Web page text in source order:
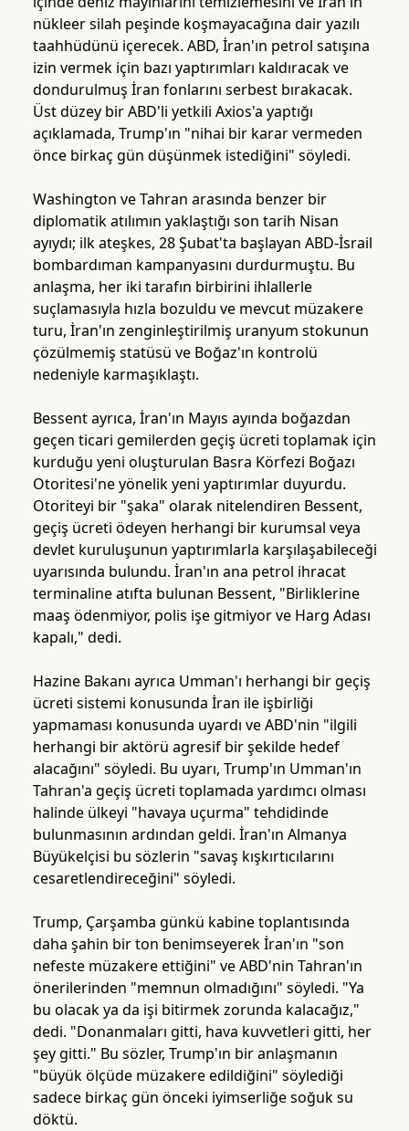
nükleer silah peşinde koşmayacağına dair yazılı
taahhüdünü içerecek. ABD, İran'ın petrol satışına
izin vermek için bazı yaptırımları kaldıracak ve
dondurulmuş İran fonlarını serbest bırakacak.
Üst düzey bir ABD'li yetkili Axios'a yaptığı
açıklamada, Trump'ın "nihai bir karar vermeden
önce birkaç gün düşünmek istediğini" söyledi.
Washington ve Tahran arasında benzer bir
diplomatik atılımın yaklaştığı son tarih Nisan
ayıydı; ilk ateşkes, 28 Şubat'ta başlayan ABD-İsrail
bombardıman kampanyasını durdurmuştu. Bu
anlaşma, her iki tarafın birbirini ihlallerle
suçlamasıyla hızla bozuldu ve mevcut müzakere
turu, İran'ın zenginleştirilmiş uranyum stokunun
çözülmemiş statüsü ve Boğaz'ın kontrolü
nedeniyle karmaşıklaştı.
Bessent ayrıca, İran'ın Mayıs ayında boğazdan
geçen ticari gemilerden geçiş ücreti toplamak için
kurduğu yeni oluşturulan Basra Körfezi Boğazı
Otoritesi'ne yönelik yeni yaptırımlar duyurdu.
Otoriteyi bir "şaka" olarak nitelendiren Bessent,
geçiş ücreti ödeyen herhangi bir kurumsal veya
devlet kuruluşunun yaptırımlarla karşılaşabileceği
uyarısında bulundu. İran'ın ana petrol ihracat
terminaline atıfta bulunan Bessent, "Birliklerine
maaş ödenmiyor, polis işe gitmiyor ve Harg Adası
kapalı," dedi.
Hazine Bakanı ayrıca Umman'ı herhangi bir geçiş
ücreti sistemi konusunda İran ile işbirliği
yapmaması konusunda uyardı ve ABD'nin "ilgili
herhangi bir aktörü agresif bir şekilde hedef
alacağını" söyledi. Bu uyarı, Trump'ın Umman'ın
Tahran'a geçiş ücreti toplamada yardımcı olması
halinde ülkeyi "havaya uçurma" tehdidinde
bulunmasının ardından geldi. İran'ın Almanya
Büyükelçisi bu sözlerin "savaş kışkırtıcılarını
cesaretlendireceğini" söyledi.
Trump, Çarşamba günkü kabine toplantısında
daha şahin bir ton benimseyerek İran'ın "son
nefeste müzakere ettiğini" ve ABD'nin Tahran'ın
önerilerinden "memnun olmadığını" söyledi. "Ya
bu olacak ya da işi bitirmek zorunda kalacağız,"
dedi. "Donanmaları gitti, hava kuvvetleri gitti, her
şey gitti." Bu sözler, Trump'ın bir anlaşmanın
"büyük ölçüde müzakere edildiğini" söylediği
sadece birkaç gün önceki iyimserliğe soğuk su
döktü.